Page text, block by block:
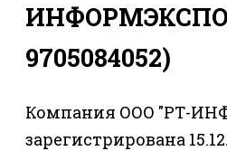
9705084052)
Компания ООО "РТ-
зарегистрирована